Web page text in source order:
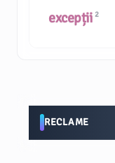
excepții 2
RECLAME